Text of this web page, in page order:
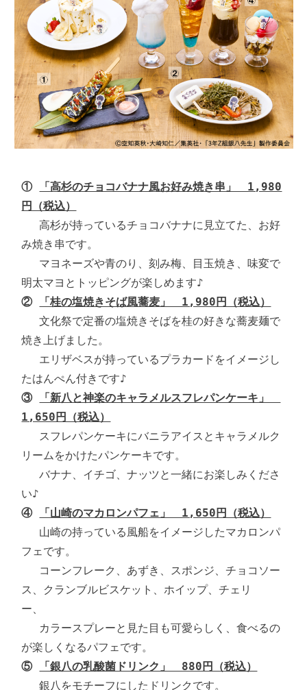
①
「高杉のチョコバナナ風お好み焼き串」　1,980
円（税込）
高杉が持っているチョコバナナに見立てた、お好
み焼き串です。
マヨネーズや青のり、刻み梅、目玉焼き、味変で
②
「桂の塩焼きそば風蕎麦」　1,980円（税込）
文化祭で定番の塩焼きそばを桂の好きな蕎麦麺で
焼き上げました。
エリザベスが持っているプラカードをイメージし
③
「新八と神楽のキャラメルスフレパンケーキ」
1,650円（税込）
スフレパンケーキにバニラアイスとキャラメルク
リームをかけたパンケーキです。
バナナ、イチゴ、ナッツと一緒にお楽しみくださ
④
「山崎のマカロンパフェ」　1,650円（税込）
山崎の持っている風船をイメージしたマカロンパ
フェです。
コーンフレーク、あずき、スポンジ、チョコソー
ス、クランブルビスケット、ホイップ、チェリ
ー、
カラースプレーと見た目も可愛らしく、食べるの
⑤
「銀八の乳酸菌ドリンク」　880円（税込）
銀八をモチーフにしたドリンクです。